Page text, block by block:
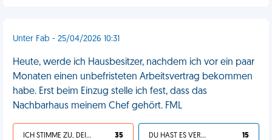
Unter Fab - 25/04/2026 10:31
Heute, werde ich Hausbesitzer, nachdem ich vor ein paar
Monaten einen unbefristeten Arbeitsvertrag bekommen
habe. Erst beim Einzug stelle ich fest, dass das
Nachbarhaus meinem Chef gehört. FML
ICH STIMME ZU, DEIN LEBEN IST SCHEISSE 35 DU HAST ES VERDIENT 15